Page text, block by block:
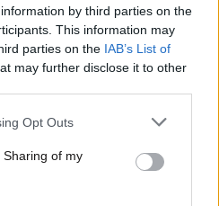
by third parties on the
This information may
parties on the IAB’s List of
may further disclose it to other
app uses one or more Google
behaviour. You may click to
and its third-party tags to
purposes in below Google
Opt Outs
of my
κλείστηκε στο σπίτι